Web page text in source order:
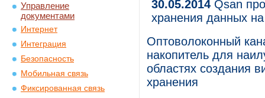
Управление
документами
Интернет
Интеграция
Безопасность
Мобильная связь
Фиксированная связь
30.05.2014 Qsan
хранения данных
Оптоволоконный
накопитель для
областях создания
хранения